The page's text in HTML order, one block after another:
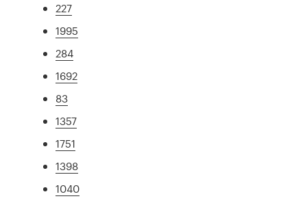
227
1995
284
1692
83
1357
1751
1398
1040